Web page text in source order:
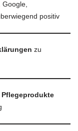
Google,
positiv
zu